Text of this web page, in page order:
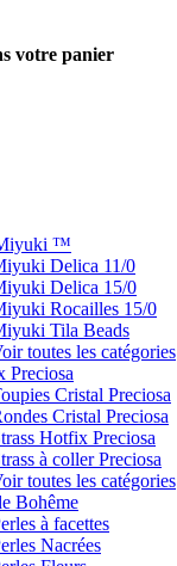
votre panier
™
Delica 11/0
Delica 15/0
Rocailles 15/0
Tila Beads
toutes les catégories
Preciosa
Cristal Preciosa
Cristal Preciosa
Hotfix Preciosa
à coller Preciosa
toutes les catégories
Bohême
à facettes
Nacrées